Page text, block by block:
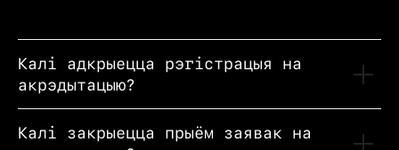
Калі адкрыецца рэгістрацыя на
акрэдытацыю?
Калі закрыецца прыём заявак на
S